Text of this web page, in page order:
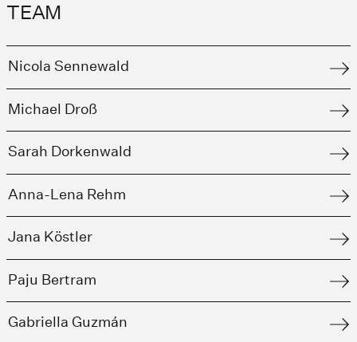
TEAM
Nicola Sennewald
Michael Droß
Sarah Dorkenwald
Anna-Lena Rehm
Jana Köstler
Paju Bertram
Gabriella Guzmán